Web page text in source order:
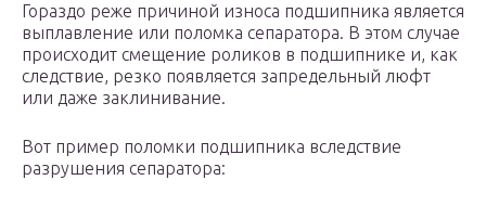
Гораздо реже причиной износа подшипника является
выплавление или поломка сепаратора. В этом случае
происходит смещение роликов в подшипнике и, как
следствие, резко появляется запредельный люфт
или даже заклинивание.
Вот пример поломки подшипника вследствие
разрушения сепаратора: